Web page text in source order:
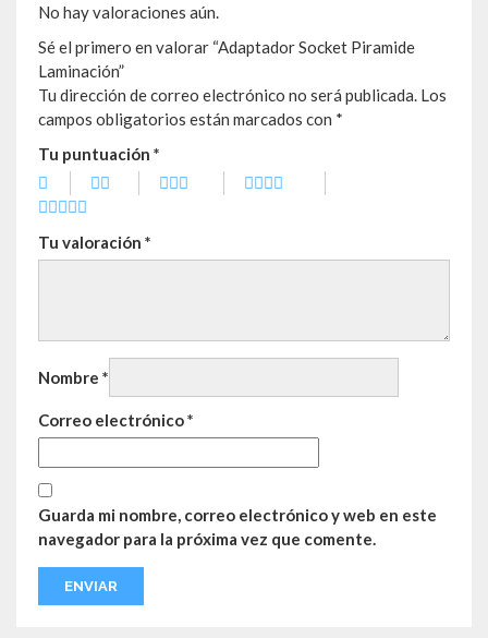
No hay valoraciones aún.
Sé el primero en valorar “Adaptador Socket Piramide
Laminación”
Tu dirección de correo electrónico no será publicada. Los
campos obligatorios están marcados con *
Tu puntuación *
Tu valoración *
Nombre *
Correo electrónico*
Guarda mi nombre, correo electrónico y web en este
navegador para la próxima vez que comente.